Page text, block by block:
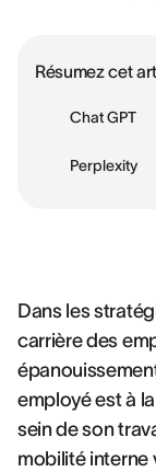
Résumez cet
Chat GPT
Perplexity
Dans les
carrière des
employé est à
sein de son
mobilité interne